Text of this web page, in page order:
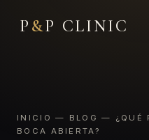
P &P CLINIC
INICIO — BLOG — ¿QUÉ
BOCA ABIERTA?